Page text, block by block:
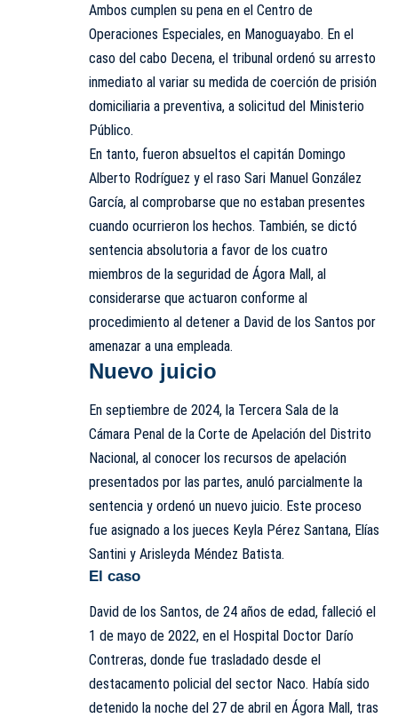
Ambos cumplen su pena en el Centro de
Operaciones Especiales, en Manoguayabo. En el
caso del cabo Decena, el tribunal ordenó su arresto
inmediato al variar su medida de coerción de prisión
domiciliaria a preventiva, a solicitud del Ministerio
Público.
En tanto, fueron absueltos el capitán Domingo
Alberto Rodríguez y el raso Sari Manuel González
García, al comprobarse que no estaban presentes
cuando ocurrieron los hechos. También, se dictó
sentencia absolutoria a favor de los cuatro
miembros de la seguridad de Ágora Mall, al
considerarse que actuaron conforme al
procedimiento al detener a David de los Santos por
amenazar a una empleada.
Nuevo juicio
En septiembre de 2024, la Tercera Sala de la
Cámara Penal de la Corte de Apelación del Distrito
Nacional, al conocer los recursos de apelación
presentados por las partes, anuló parcialmente la
sentencia y ordenó un nuevo juicio. Este proceso
fue asignado a los jueces Keyla Pérez Santana, Elías
Santini y Arisleyda Méndez Batista.
El caso
David de los Santos, de 24 años de edad, falleció el
1 de mayo de 2022, en el Hospital Doctor Darío
Contreras, donde fue trasladado desde el
destacamento policial del sector Naco. Había sido
detenido la noche del 27 de abril en Ágora Mall, tras